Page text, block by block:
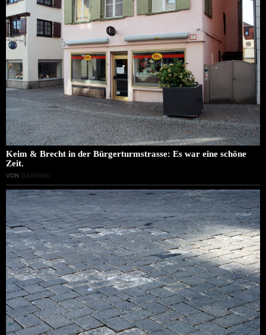
Keim & Brecht in der Bürgerturmstrasse: Es war eine schöne
Zeit.
VON GASPARD